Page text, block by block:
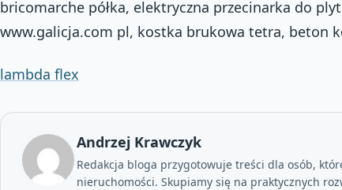
bricomarche półka, elektryczna przecinarka do
www.galicja.com pl, kostka brukowa tetra, beton
lambda flex
Andrzej Krawczyk
Redakcja bloga przygotowuje treści dla osób,
nieruchomości. Skupiamy się na praktycznych